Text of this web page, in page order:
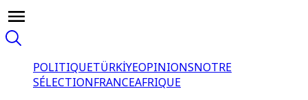
POLITIQUETÜRKİYEOPINIONSNOTRE
SÉLECTIONFRANCEAFRIQUE